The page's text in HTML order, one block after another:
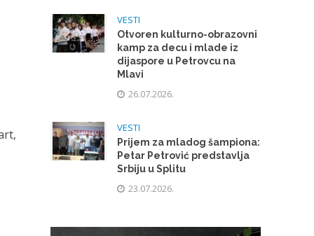
VESTI
Otvoren kulturno-obrazovni
kamp za decu i mlade iz
dijaspore u Petrovcu na
Mlavi
26.07.2026.
VESTI
Prijem za mladog šampiona:
Petar Petrović predstavlja
Srbiju u Splitu
23.07.2026.